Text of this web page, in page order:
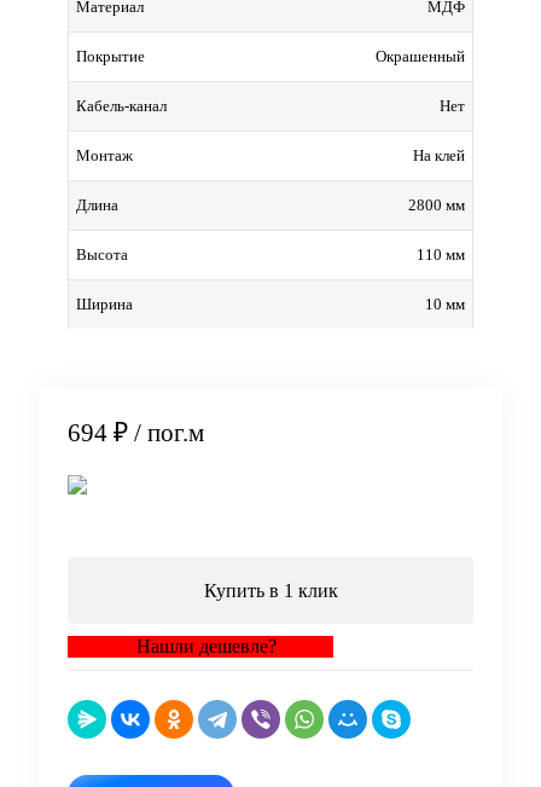
Материал МДФ
Покрытие Окрашенный
Кабель-канал Нет
Монтаж На клей
Длина 2800 мм
Высота 110 мм
Ширина 10 мм
694 ₽ / пог.м
Купить в 1 клик
Нашли дешевле?